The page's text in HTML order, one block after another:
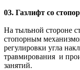
03. Газлифт со
На тыльной стороне
стопорным
регулировки угла
травмирования и
занятий.